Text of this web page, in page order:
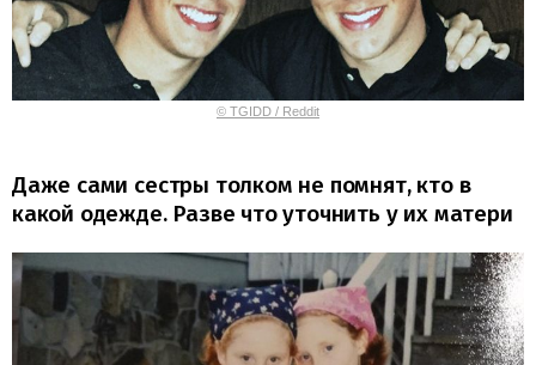
© TGIDD / Reddit
Даже сами сестры толком не помнят, кто в
какой одежде. Разве что уточнить у их матери